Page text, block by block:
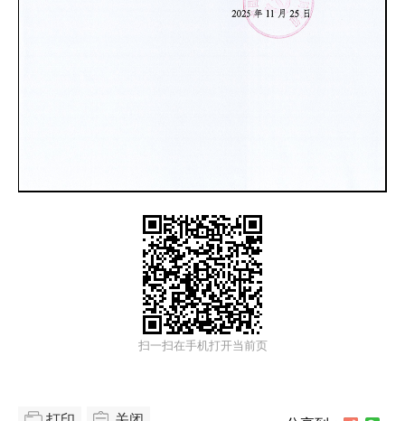
扫一扫在手机打开当前页